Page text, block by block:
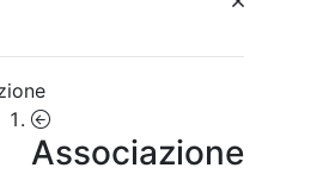
Associazione